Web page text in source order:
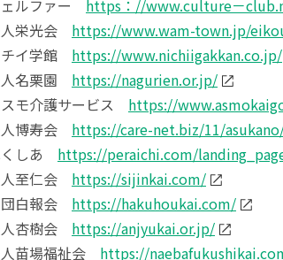
ルファー https：//www.culture－
栄光会 https://www.wam-town.jp/
イ学館 https://www.nichiigakkan.co.jp/
名栗園 https://nagurien.or.jp/
モ介護サービス https://
博寿会 https://care-net.biz/11/
しあ https://peraichi.com/
至仁会 https://sijinkai.com/
白報会 https://hakuhoukai.com/
杏樹会 https://anjyukai.or.jp/
苗場福祉会 https://